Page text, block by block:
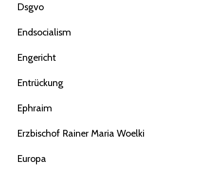
Dsgvo
Endsocialism
Engericht
Entrückung
Ephraim
Erzbischof Rainer Maria Woelki
Europa